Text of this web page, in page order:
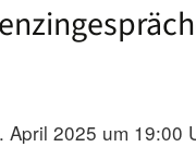
April 2025 um 19:00